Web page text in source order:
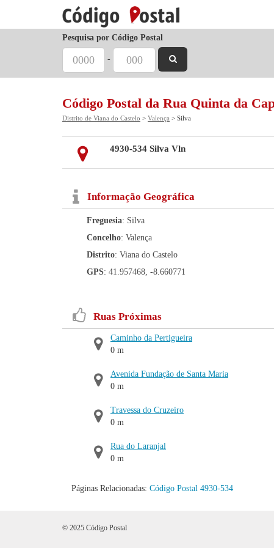
Pesquisa por Código Postal
-
Código Postal da Rua Quinta da
Distrito de Viana do Castelo > Valença > Silva
4930-534 Silva Vln
Informação Geográfica
Freguesia: Silva
Concelho: Valença
Distrito: Viana do Castelo
GPS: 41.957468, -8.660771
Ruas Próximas
Caminho da Pertigueira
0 m
Avenida Fundação de Santa Maria
0 m
Travessa do Cruzeiro
0 m
Rua do Laranjal
0 m
Páginas Relacionadas: Código Postal 4930-534
© 2025 Código Postal